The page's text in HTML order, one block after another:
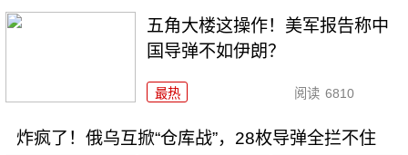
五角大楼这操作！美军报告称中
国导弹不如伊朗？
最热 阅读 6810
炸疯了！俄乌互掀“仓库战”，28枚导弹全拦不住